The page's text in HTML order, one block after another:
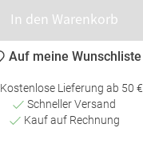
In den Warenkorb
Auf meine Wunschliste
Kostenlose Lieferung ab 50 €
Schneller Versand
Kauf auf Rechnung